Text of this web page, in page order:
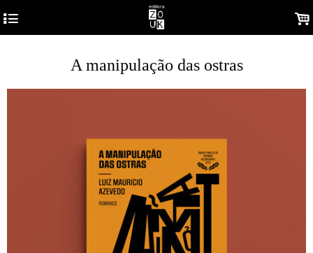
4 .
A manipulação das ostras